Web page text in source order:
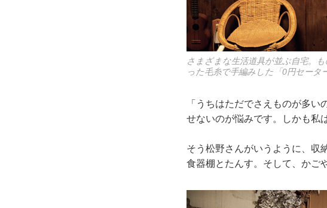
さまざまな生活道具が並ぶ自宅。
った毛糸で手編みした「0円セータ
「うちはただでさえものが多
せないのが悩みです。しかも私
そう松野さんがいうように、収
食器棚とたんす。そして、かご